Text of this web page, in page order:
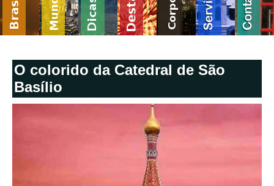
O colorido da Catedral de São
Basílio